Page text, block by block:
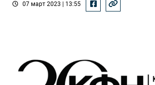
07 март 2023 | 13:55